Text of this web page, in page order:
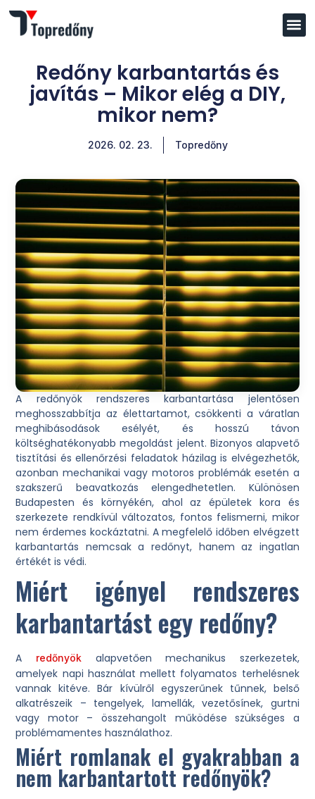
Redőny karbantartás és
javítás – Mikor elég a DIY,
mikor nem?
2026. 02. 23. Topredőny
A redőnyök rendszeres karbantartása jelentősen
meghosszabbítja az élettartamot, csökkenti a váratlan
meghibásodások esélyét, és hosszú távon
költséghatékonyabb megoldást jelent. Bizonyos alapvető
tisztítási és ellenőrzési feladatok házilag is elvégezhetők,
azonban mechanikai vagy motoros problémák esetén a
szakszerű beavatkozás elengedhetetlen. Különösen
Budapesten és környékén, ahol az épületek kora és
szerkezete rendkívül változatos, fontos felismerni, mikor
nem érdemes kockáztatni. A megfelelő időben elvégzett
karbantartás nemcsak a redőnyt, hanem az ingatlan
értékét is védi.
Miért igényel rendszeres
karbantartást egy redőny?
A redőnyökalapvetően mechanikus szerkezetek,
amelyek napi használat mellett folyamatos terhelésnek
vannak kitéve. Bár kívülről egyszerűnek tűnnek, belső
alkatrészeik – tengelyek, lamellák, vezetősínek, gurtni
vagy motor – összehangolt működése szükséges a
problémamentes használathoz.
Miért romlanak el gyakrabban a
nem karbantartott redőnyök?